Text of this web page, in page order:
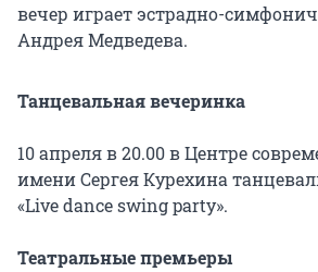
вечер играет эстрадно-
Андрея Медведева.
Танцевальная вечеринка
10 апреля в 20.00 в Центре
имени Сергея Курехина
«Live dance swing party».
Театральные премьеры